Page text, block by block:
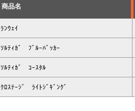
商品名
ﾗﾝｳｪｲ
ｿﾙﾃｨｶﾞ ﾌﾞﾙｰﾊﾞｯｶｰ
ｿﾙﾃｨｶﾞ ｺｰｽﾀﾙ
ｸﾛｽﾃｰｼﾞ ﾗｲﾄｼﾞｷﾞﾝｸﾞ